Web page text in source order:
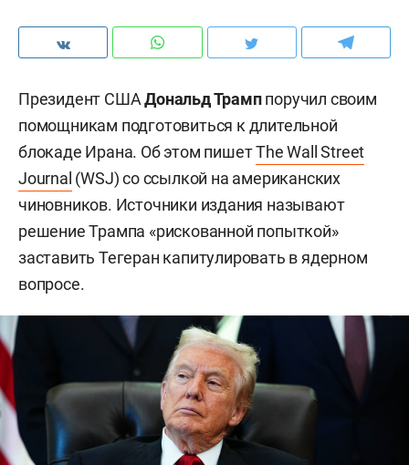
Президент СШАДональд Трамппоручил своим
помощникам подготовиться к длительной
блокаде Ирана. Об этом пишетThe Wall Street
Journal (WSJ) со ссылкой на американских
чиновников. Источники издания называют
решение Трампа «рискованной попыткой»
заставить Тегеран капитулировать в ядерном
вопросе.